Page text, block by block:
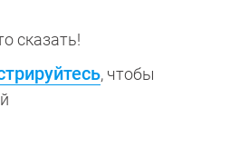
сказать!
, чтобы